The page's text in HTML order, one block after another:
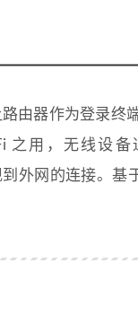
由器作为登录
之用，无线设
外网的连接。